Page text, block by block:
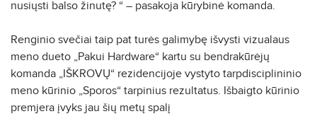
nusiųsti balso žinutę? “ – pasakoja kūrybinė komanda.
Renginio svečiai taip pat turės galimybę išvysti vizualaus
meno dueto „Pakui Hardware“ kartu su bendrakūrėjų
komanda „IŠKROVŲ“ rezidencijoje vystyto tarpdisciplininio
meno kūrinio „Sporos“ tarpinius rezultatus. Išbaigto kūrinio
premjera įvyks jau šių metų spalį